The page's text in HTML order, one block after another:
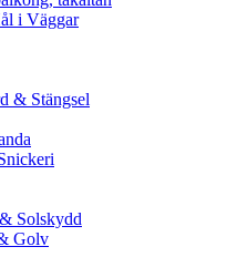
i Väggar
& Stängsel
Solskydd
Golv